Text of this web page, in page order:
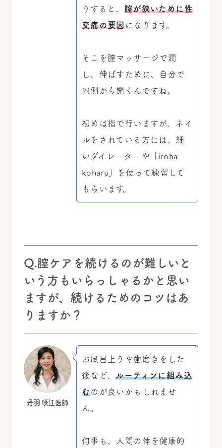
りすると、 膣が狭いために性
交痛の要因になります。
そこを膣マッサージで潤
し、伸ばすために、自分で
内側から開くんですね。
初めは指で行いますが、ネイ
ルをされている方には、細
いダイレーターや「iroha
koharu」を使って練習して
もらいます。
Q.膣ケアを続けるのが難しいと
いう方もいらっしゃるかと思い
ますが、続けるためのコツはあ
りますか？
丹羽 咲江医師
お風呂上りや歯磨きをした
後など、ルーティンに組み込
むのが良いかもしれませ
ん。
何事も、人間の体を健康的